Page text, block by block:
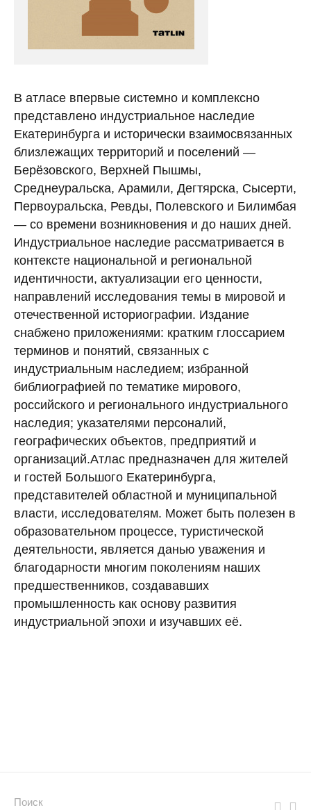
В атласе впервые системно и комплексно
представлено индустриальное наследие
Екатеринбурга и исторически взаимосвязанных
близлежащих территорий и поселений —
Берёзовского, Верхней Пышмы,
Среднеуральска, Арамили, Дегтярска, Сысерти,
Первоуральска, Ревды, Полевского и Билимбая
— со времени возникновения и до наших дней.
Индустриальное наследие рассматривается в
контексте национальной и региональной
идентичности, актуализации его ценности,
направлений исследования темы в мировой и
отечественной историографии. Издание
снабжено приложениями: кратким глоссарием
терминов и понятий, связанных с
индустриальным наследием; избранной
библиографией по тематике мирового,
российского и регионального индустриального
наследия; указателями персоналий,
географических объектов, предприятий и
организаций.Атлас предназначен для жителей
и гостей Большого Екатеринбурга,
представителей областной и муниципальной
власти, исследователям. Может быть полезен в
образовательном процессе, туристической
деятельности, является данью уважения и
благодарности многим поколениям наших
предшественников, создававших
промышленность как основу развития
индустриальной эпохи и изучавших её.